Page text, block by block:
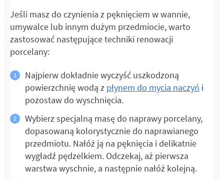
Jeśli masz do czynienia z pęknięciem w wannie,
umywalce lub innym dużym przedmiocie, warto
zastosować następujące techniki renowacji
porcelany:
Najpierw dokładnie wyczyść uszkodzoną
powierzchnię wodą z płynem do mycia naczyń i
pozostaw do wyschnięcia.
Wybierz specjalną masę do naprawy porcelany,
dopasowaną kolorystycznie do naprawianego
przedmiotu. Nałóż ją na pęknięcia i delikatnie
wygładź pędzelkiem. Odczekaj, aż pierwsza
warstwa wyschnie, a następnie nałóż kolejną.